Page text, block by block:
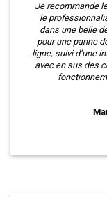
Je recommande
le
dans une belle
pour une panne
ligne, suivi d’une
avec en sus des